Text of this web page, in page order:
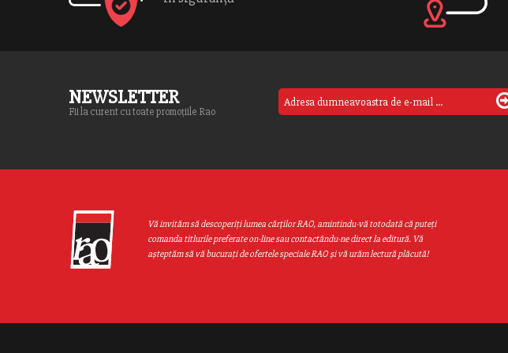
NEWSLETTER
Fii la curent cu toate promoțiile Rao
Vă invităm să descoperiţi lumea cărţilor RAO, amintindu-vă totodată că puteţi
comanda titlurile preferate on-line sau contactându-ne direct la editură. Vă
aşteptăm să vă bucuraţi de ofertele speciale RAO şi vă urăm lectură plăcută!